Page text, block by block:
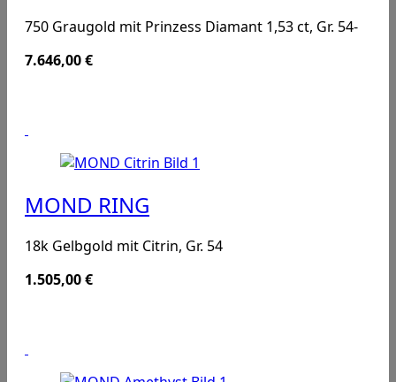
750 Graugold mit Prinzess Diamant 1,53 ct, Gr. 54-
7.646,00€
MOND RING
18k Gelbgold mit Citrin, Gr. 54
1.505,00€